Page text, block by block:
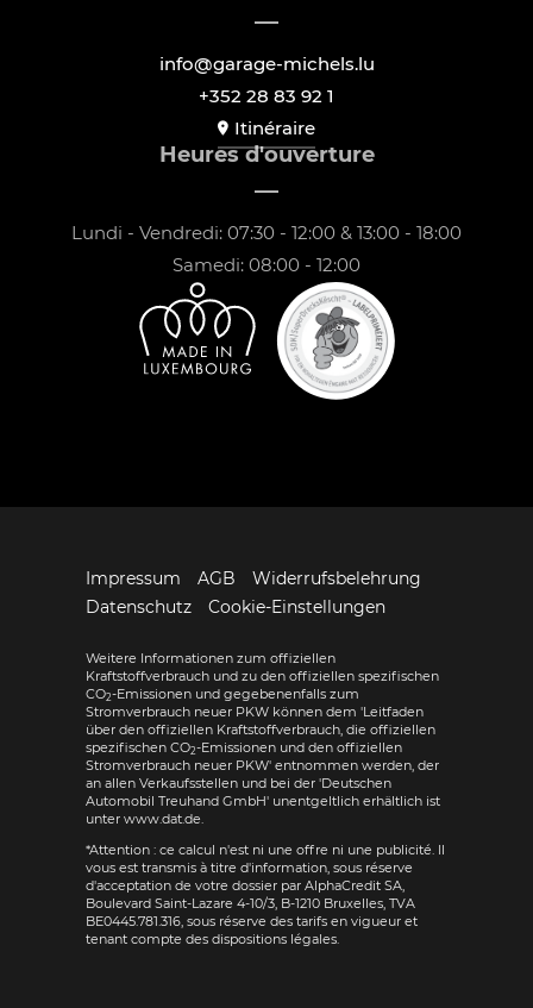
info@garage-michels.lu
+352 28 83 92 1
Itinéraire
Heures d'ouverture
Lundi - Vendredi: 07:30 - 12:00 & 13:00 - 18:00
Samedi: 08:00 - 12:00
Impressum AGB
Widerrufsbelehrung
Datenschutz
Cookie-Einstellungen
Weitere Informationen zum offiziellen
Kraftstoffverbrauch und zu den offiziellen spezifischen
CO2-Emissionen und gegebenenfalls zum
Stromverbrauch neuer PKW können dem 'Leitfaden
über den offiziellen Kraftstoffverbrauch, die offiziellen
spezifischen CO2-Emissionen und den offiziellen
Stromverbrauch neuer PKW' entnommen werden, der
an allen Verkaufsstellen und bei der 'Deutschen
Automobil Treuhand GmbH' unentgeltlich erhältlich ist
unter www.dat.de.
*Attention : ce calcul n'est ni une offre ni une publicité. Il
vous est transmis à titre d'information, sous réserve
d'acceptation de votre dossier par AlphaCredit SA,
Boulevard Saint-Lazare 4-10/3, B-1210 Bruxelles, TVA
BE0445.781.316, sous réserve des tarifs en vigueur et
tenant compte des dispositions légales.